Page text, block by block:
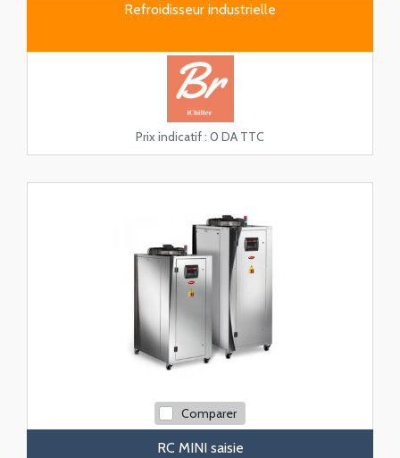
Refroidisseur industrielle
Prix indicatif : 0 DA TTC
Comparer
RC MINI saisie